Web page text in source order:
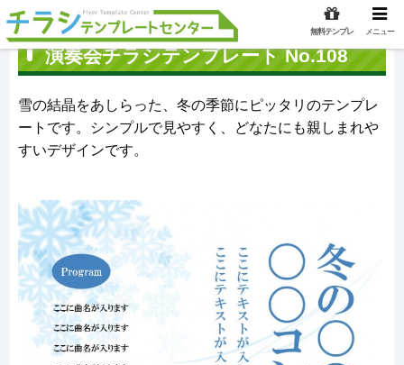
演奏会チラシテンプレート No.108
雪の結晶をあしらった、冬の季節にピッタリのテンプレ
ートです。シンプルで見やすく、どなたにも親しまれや
すいデザインです。
無料テンプレ メニュー